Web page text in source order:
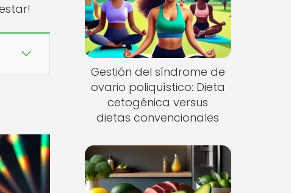
Gestión del síndrome de
ovario poliquístico: Dieta
cetogénica versus
dietas convencionales